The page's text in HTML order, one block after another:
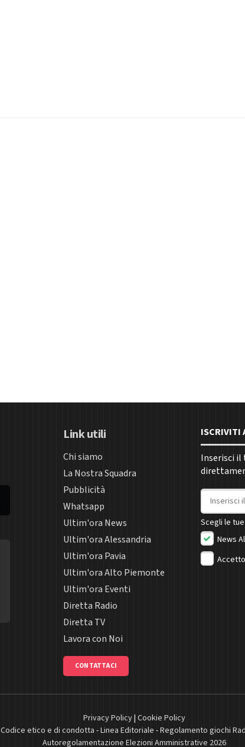
Link utili
Chi siamo
La Nostra Squadra
Pubblicità
Whatsapp
Ultim'ora News
Ultim'ora Alessandria
Ultim'ora Pavia
Ultim'ora Alto Piemonte
Ultim'ora Eventi
Diretta Radio
Diretta TV
Lavora con Noi
CONTATTACI
ISCRIVITI
Inserisci il
Indirizzo
Scegli le
News
Privacy Policy| Cookie Policy
Codice etico e di condotta -Linea Editoriale -Regolamento giochi
Autoregolamentazione Elezioni Amministrative 2026